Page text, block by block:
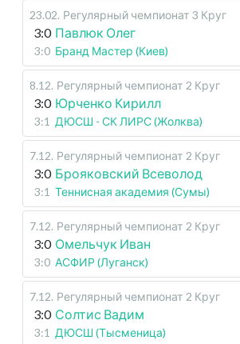
23.02. Регулярный чемпионат 3 Круг
3:0 Павлюк Олег
3:0 Бранд Мастер (Киев)
8.12. Регулярный чемпионат 2 Круг
3:0 Юрченко Кирилл
3:1 ДЮСШ - СК ЛИРС (Жолква)
7.12. Регулярный чемпионат 2 Круг
3:0 Брояковский Всеволод
3:1 Теннисная академия (Сумы)
7.12. Регулярный чемпионат 2 Круг
3:0 Омельчук Иван
3:0 АСФИР (Луганск)
7.12. Регулярный чемпионат 2 Круг
3:0 Солтис Вадим
3:1 ДЮСШ (Тысменица)